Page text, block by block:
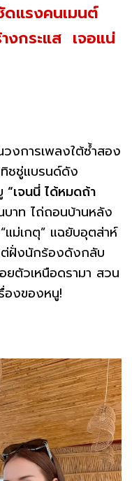
ดแรงคนเมนต์
กระแส เจอแน่
วงการเพลงใต้ซ้ำสอง
ชชู่แบรนด์ดัง
“เจนนี่ ได้หมดถ้า
บาท ไถ่ถอนบ้านหลัง
แม่เกตุ” แฉยับอุตส่าห์
ต่ฝั่งนักร้องดังกลับ
ยตัวเหนือดรามา สวน
องของหนู!